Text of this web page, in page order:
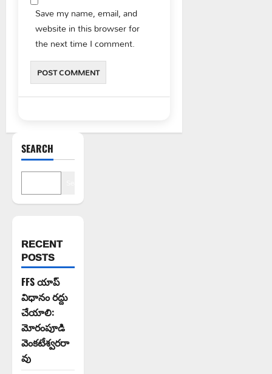
Save my name, email, and
website in this browser for
the next time I comment.
SEARCH
RECENT
POSTS
FFS యాప్
విధానం రద్దు
చేయాలి:
మోరంపూడి
వెంకటేశ్వరరా
వు